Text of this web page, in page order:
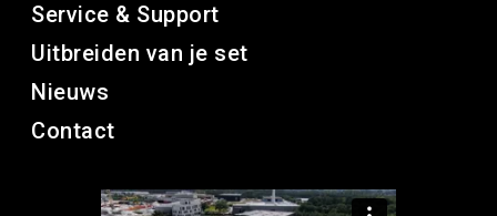
Service & Support
Uitbreiden van je set
Nieuws
Contact